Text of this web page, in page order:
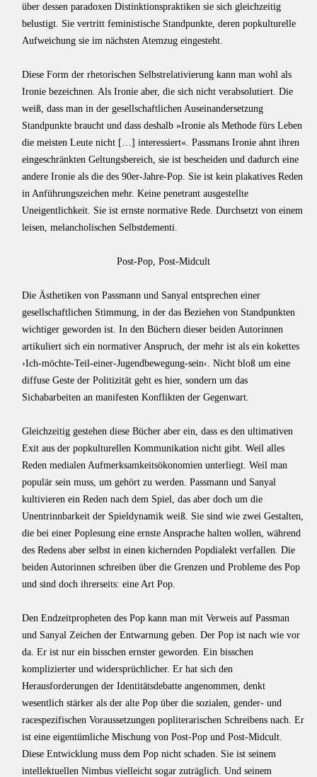
über dessen paradoxen Distinktionspraktiken sie sich gleichzeitig
belustigt. Sie vertritt feministische Standpunkte, deren popkulturelle
Aufweichung sie im nächsten Atemzug eingesteht.
Diese Form der rhetorischen Selbstrelativierung kann man wohl als
Ironie bezeichnen. Als Ironie aber, die sich nicht verabsolutiert. Die
weiß, dass man in der gesellschaftlichen Auseinandersetzung
Standpunkte braucht und dass deshalb »Ironie als Methode fürs Leben
die meisten Leute nicht […] interessiert«. Passmans Ironie ahnt ihren
eingeschränkten Geltungsbereich, sie ist bescheiden und dadurch eine
andere Ironie als die des 90er-Jahre-Pop. Sie ist kein plakatives Reden
in Anführungszeichen mehr. Keine penetrant ausgestellte
Uneigentlichkeit. Sie ist ernste normative Rede. Durchsetzt von einem
leisen, melancholischen Selbstdementi.
Post-Pop, Post-Midcult
Die Ästhetiken von Passmann und Sanyal entsprechen einer
gesellschaftlichen Stimmung, in der das Beziehen von Standpunkten
wichtiger geworden ist. In den Büchern dieser beiden Autorinnen
artikuliert sich ein normativer Anspruch, der mehr ist als ein kokettes
›Ich-möchte-Teil-einer-Jugendbewegung-sein‹. Nicht bloß um eine
diffuse Geste der Politizität geht es hier, sondern um das
Sichabarbeiten an manifesten Konflikten der Gegenwart.
Gleichzeitig gestehen diese Bücher aber ein, dass es den ultimativen
Exit aus der popkulturellen Kommunikation nicht gibt. Weil alles
Reden medialen Aufmerksamkeitsökonomien unterliegt. Weil man
populär sein muss, um gehört zu werden. Passmann und Sanyal
kultivieren ein Reden nach dem Spiel, das aber doch um die
Unentrinnbarkeit der Spieldynamik weiß. Sie sind wie zwei Gestalten,
die bei einer Poplesung eine ernste Ansprache halten wollen, während
des Redens aber selbst in einen kichernden Popdialekt verfallen. Die
beiden Autorinnen schreiben über die Grenzen und Probleme des Pop
und sind doch ihrerseits: eine Art Pop.
Den Endzeitpropheten des Pop kann man mit Verweis auf Passman
und Sanyal Zeichen der Entwarnung geben. Der Pop ist nach wie vor
da. Er ist nur ein bisschen ernster geworden. Ein bisschen
komplizierter und widersprüchlicher. Er hat sich den
Herausforderungen der Identitätsdebatte angenommen, denkt
wesentlich stärker als der alte Pop über die sozialen, gender- und
racespezifischen Voraussetzungen popliterarischen Schreibens nach. Er
ist eine eigentümliche Mischung von Post-Pop und Post-Midcult.
Diese Entwicklung muss dem Pop nicht schaden. Sie ist seinem
intellektuellen Nimbus vielleicht sogar zuträglich. Und seinem